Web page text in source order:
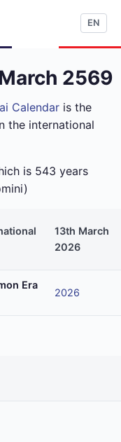
EN
2569
Calendar is the
the international
is 543 years
13th March
2026
Era
2026